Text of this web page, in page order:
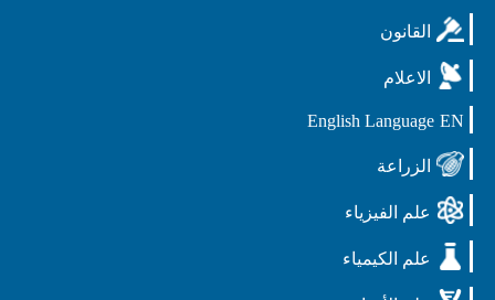
القانون
الاعلام
EN
English Language
الزراعة
علم الفيزياء
علم الكيمياء